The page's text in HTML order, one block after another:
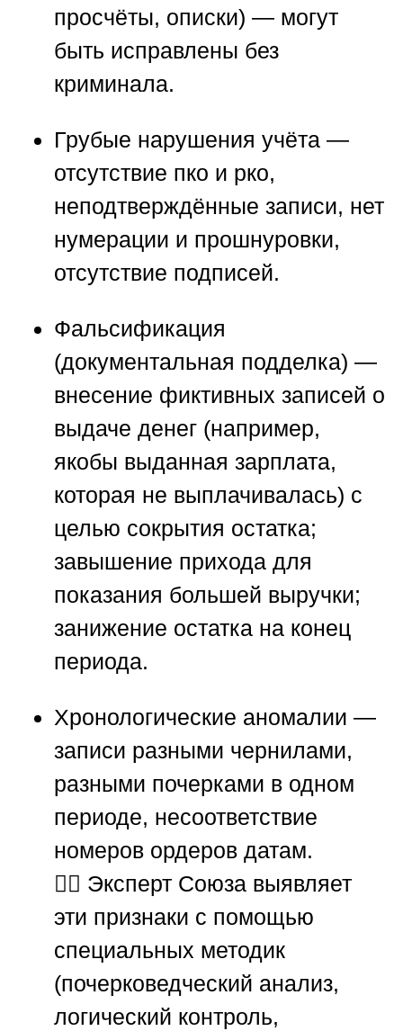
просчёты, описки) — могут
быть исправлены без
криминала.
Грубые нарушения учёта —
отсутствие пко и рко,
неподтверждённые записи, нет
нумерации и прошнуровки,
отсутствие подписей.
Фальсификация
(документальная подделка) —
внесение фиктивных записей о
выдаче денег (например,
якобы выданная зарплата,
которая не выплачивалась) с
целью сокрытия остатка;
завышение прихода для
показания большей выручки;
занижение остатка на конец
периода.
Хронологические аномалии —
записи разными чернилами,
разными почерками в одном
периоде, несоответствие
номеров ордеров датам.
🕵️‍♂️ Эксперт Союза выявляет
эти признаки с помощью
специальных методик
(почерковедческий анализ,
логический контроль,